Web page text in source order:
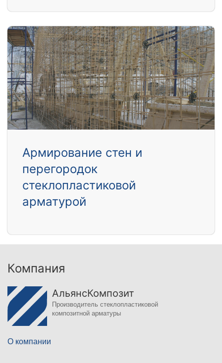
Армирование стен и
перегородок
стеклопластиковой
арматурой
Компания
АльянсКомпозит
Производитель стеклопластиковой
композитной арматуры
О компании